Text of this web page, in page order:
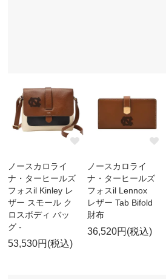
ノースカロライ
ナ・ターヒールズ
フォスil Kinley レ
ザー スモール ク
ロスボディ バッ
グ -
53,530円(税込)
ノースカロライ
ナ・ターヒールズ
フォスil Lennox
レザー Tab Bifold
財布
36,520円(税込)